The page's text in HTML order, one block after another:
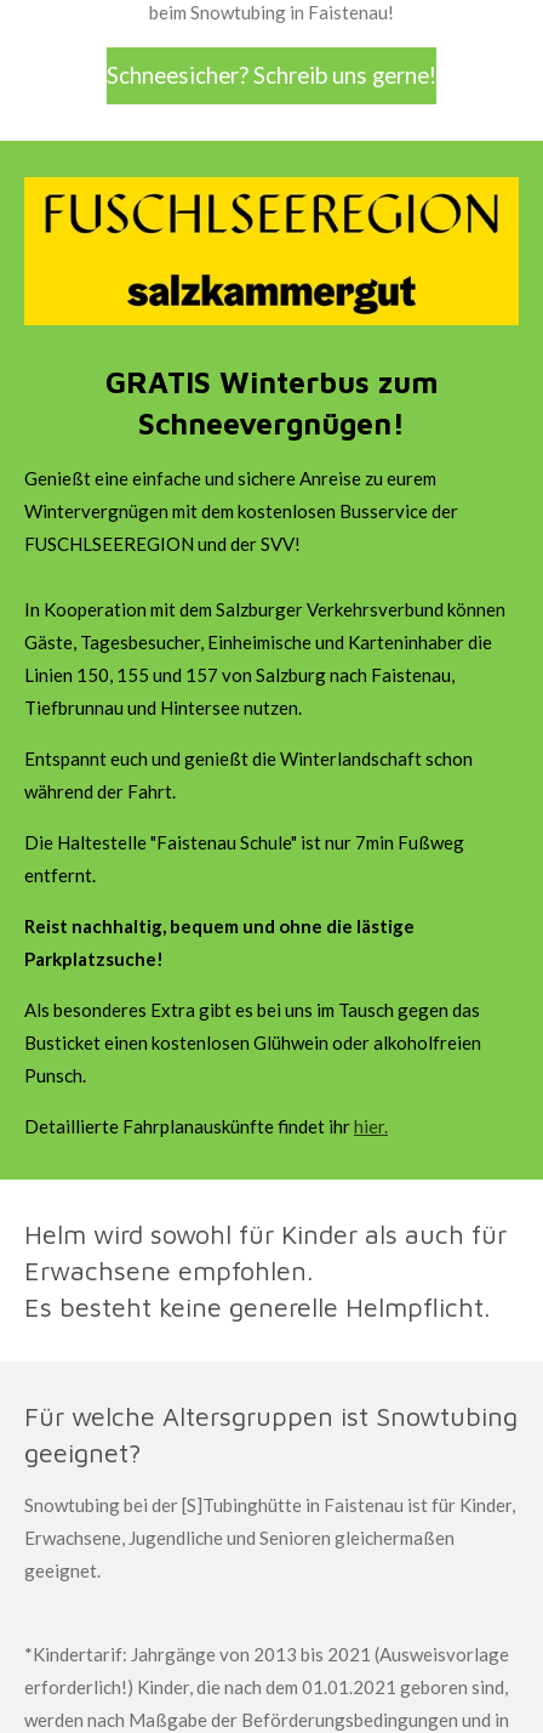
beim Snowtubing in Faistenau!
Schneesicher? Schreib uns gerne!
GRATIS Winterbus zum
Schneevergnügen!
Genießt eine einfache und sichere Anreise zu eurem
Wintervergnügen mit dem kostenlosen Busservice der
FUSCHLSEEREGION und der SVV!
In Kooperation mit dem Salzburger Verkehrsverbund können
Gäste, Tagesbesucher, Einheimische und Karteninhaber die
Linien 150, 155 und 157 von Salzburg nach Faistenau,
Tiefbrunnau und Hintersee nutzen.
Entspannt euch und genießt die Winterlandschaft schon
während der Fahrt.
Die Haltestelle "Faistenau Schule" ist nur 7min Fußweg
entfernt.
Reist nachhaltig, bequem und ohne die lästige
Parkplatzsuche!
Als besonderes Extra gibt es bei uns im Tausch gegen das
Busticket einen kostenlosen Glühwein oder alkoholfreien
Punsch.
Detaillierte Fahrplanauskünfte findet ihrhier.
Helm wird sowohl für Kinder als auch für
Erwachsene empfohlen.
Es besteht keine generelle Helmpflicht.
Für welche Altersgruppen ist Snowtubing
geeignet?
Snowtubing bei der [S]Tubinghütte in Faistenau ist für Kinder,
Erwachsene, Jugendliche und Senioren gleichermaßen
geeignet.
*Kindertarif: Jahrgänge von 2013 bis 2021 (Ausweisvorlage
erforderlich!) Kinder, die nach dem 01.01.2021 geboren sind,
werden nach Maßgabe der Beförderungsbedingungen und in